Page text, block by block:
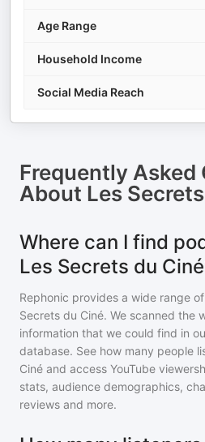
Age Range
Household Income
Social Media Reach
Frequently Asked
About Les
Where can I find
Les Secrets du
Rephonic provides a wide range
Secrets du Ciné. We scanned the
information that we could find in
database. See how many people
Ciné and access YouTube
stats, audience demographics,
reviews and more.